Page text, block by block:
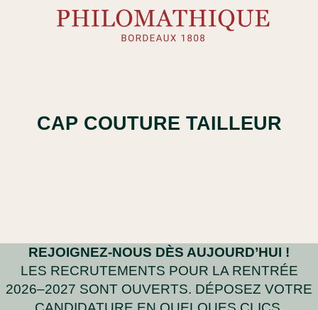
CAP COUTURE TAILLEUR
REJOIGNEZ-NOUS DÈS AUJOURD’HUI !
LES RECRUTEMENTS POUR LA RENTRÉE
2026–2027 SONT OUVERTS. DÉPOSEZ VOTRE